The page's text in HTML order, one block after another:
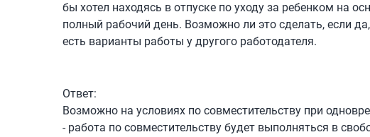
бы хотел находясь в отпуске по уходу за ребенком на
полный рабочий день. Возможно ли это сделать, если
есть варианты работы у другого работодателя.
Ответ:
Возможно на условиях по совместительству при
- работа по совместительству будет выполняться в